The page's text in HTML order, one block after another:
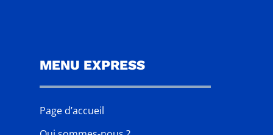
MENU EXPRESS
Page d’accueil